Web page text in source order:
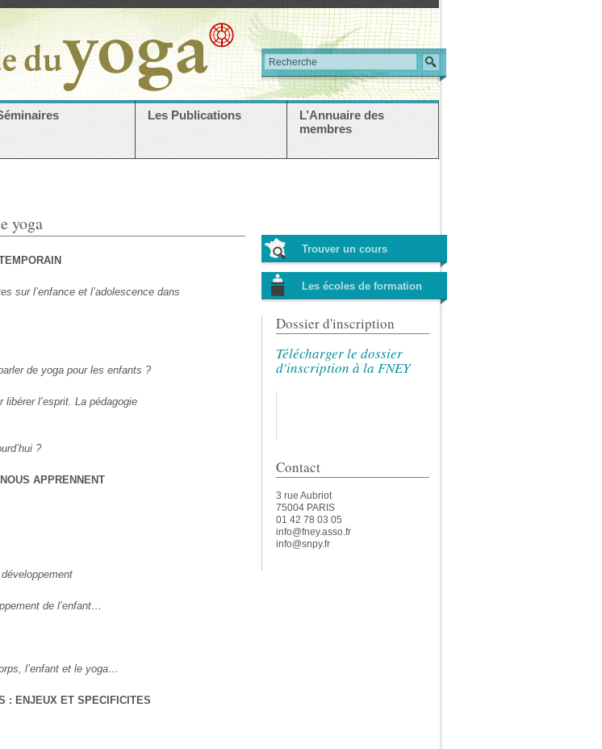
Les Publications
L’Annuaire des
membres
yoga
sur l’enfance et l’adolescence dans
de yoga pour les enfants ?
l’esprit. La pédagogie
?
APPRENNENT
de l’enfant…
l’enfant et le yoga…
: ENJEUX ET SPECIFICITES
Trouver un cours
Les écoles de formation
Dossier d'inscription
Télécharger le dossier
d'inscription à la FNEY
Contact
3 rue Aubriot
75004 PARIS
01 42 78 03 05
info@fney.asso.fr
info@snpy.fr